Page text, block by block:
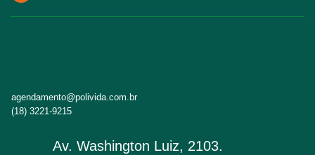
agendamento@polivida.com.br
(18) 3221-9215
Av. Washington Luiz, 2103.